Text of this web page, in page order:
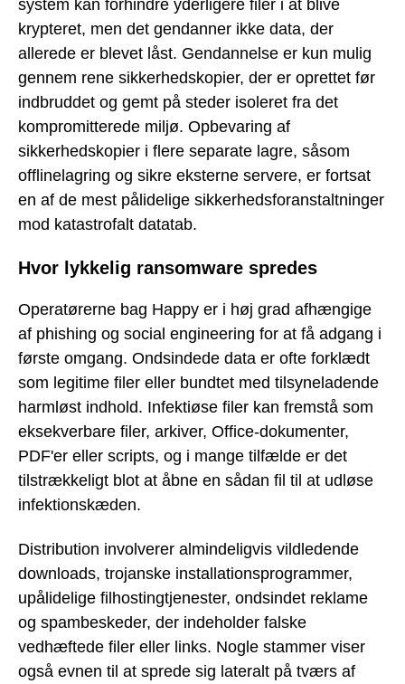
system kan forhindre yderligere filer i at blive
krypteret, men det gendanner ikke data, der
allerede er blevet låst. Gendannelse er kun mulig
gennem rene sikkerhedskopier, der er oprettet før
indbruddet og gemt på steder isoleret fra det
kompromitterede miljø. Opbevaring af
sikkerhedskopier i flere separate lagre, såsom
offlinelagring og sikre eksterne servere, er fortsat
en af de mest pålidelige sikkerhedsforanstaltninger
mod katastrofalt datatab.
Hvor lykkelig ransomware spredes
Operatørerne bag Happy er i høj grad afhængige
af phishing og social engineering for at få adgang i
første omgang. Ondsindede data er ofte forklædt
som legitime filer eller bundtet med tilsyneladende
harmløst indhold. Infektiøse filer kan fremstå som
eksekverbare filer, arkiver, Office-dokumenter,
PDF'er eller scripts, og i mange tilfælde er det
tilstrækkeligt blot at åbne en sådan fil til at udløse
infektionskæden.
Distribution involverer almindeligvis vildledende
downloads, trojanske installationsprogrammer,
upålidelige filhostingtjenester, ondsindet reklame
og spambeskeder, der indeholder falske
vedhæftede filer eller links. Nogle stammer viser
også evnen til at sprede sig lateralt på tværs af